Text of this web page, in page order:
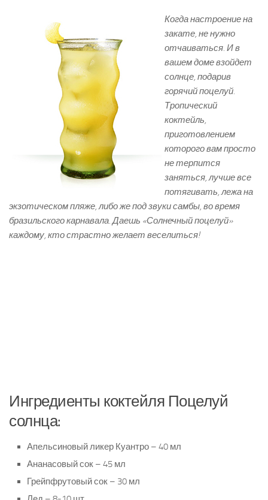
Когда настроение на
закате, не нужно
отчаиваться. И в
вашем доме взойдет
солнце, подарив
горячий поцелуй.
Тропический
коктейль,
приготовлением
которого вам просто
не терпится
заняться, лучше все
потягивать, лежа на
экзотическом пляже, либо же под звуки самбы, во время
бразильского карнавала. Даешь «Солнечный поцелуй»
каждому, кто страстно желает веселиться!
Ингредиенты коктейля Поцелуй
солнца:
Апельсиновый ликер Куантро – 40 мл
Ананасовый сок – 45 мл
Грейпфрутовый сок – 30 мл